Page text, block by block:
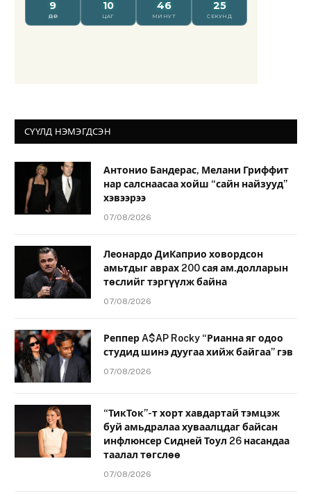
СҮҮЛД НЭМЭГДСЭН
Антонио Бандерас, Мелани Гриффит
нар салснаасаа хойш “сайн найзууд”
хэвээрээ
07/08/2026
Леонардо ДиКаприо ховордсон
амьтдыг аврах 200 сая ам.долларын
төслийг тэргүүлж байна
07/08/2026
Реппер A$AP Rocky “Рианна яг одоо
студид шинэ дуугаа хийж байгаа” гэв
07/08/2026
“ТикТок”-т хорт хавдартай тэмцэж
буй амьдралаа хуваалцдаг байсан
инфлюнсер Сидней Тоул 26 насандаа
таалал төгслөө
07/08/2026